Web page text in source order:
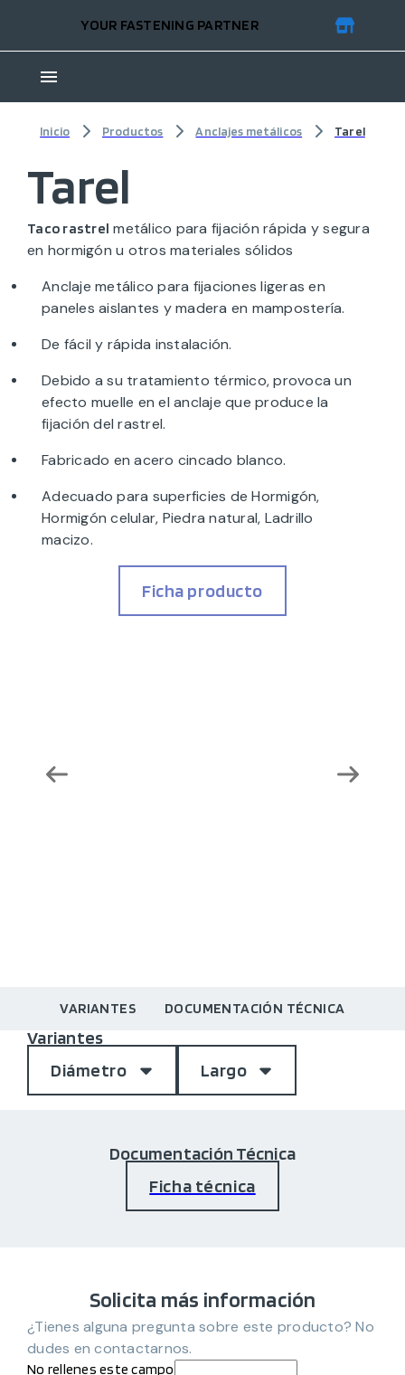
YOUR FASTENING PARTNER
Inicio Productos Anclajes metálicos Tarel
Tarel
Taco rastrel metálico para fijación rápida y segura
en hormigón u otros materiales sólidos
Anclaje metálico para fijaciones ligeras en
paneles aislantes y madera en mampostería.
De fácil y rápida instalación.
Debido a su tratamiento térmico, provoca un
efecto muelle en el anclaje que produce la
fijación del rastrel.
Fabricado en acero cincado blanco.
Adecuado para superficies de Hormigón,
Hormigón celular, Piedra natural, Ladrillo
macizo.
Ficha producto
VARIANTES DOCUMENTACIÓN TÉCNICA
Variantes
Diámetro
Largo
Documentación Técnica
Ficha técnica
Solicita más información
¿Tienes alguna pregunta sobre este producto? No
dudes en contactarnos.
No rellenes este campo